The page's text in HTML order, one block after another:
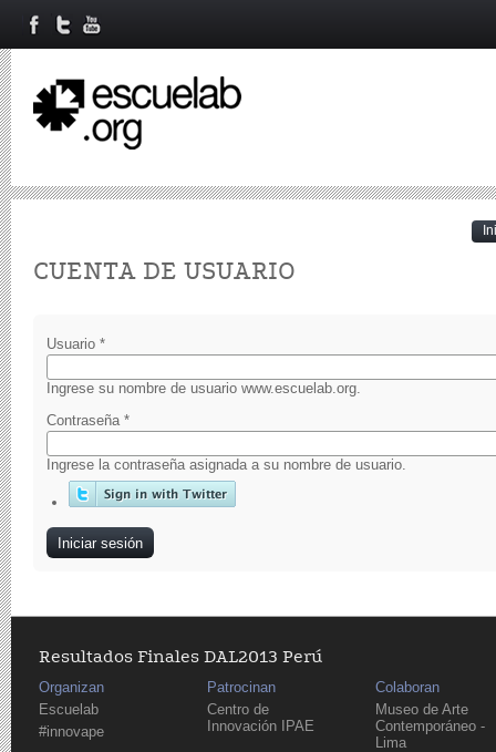
CUENTA DE USUARIO
Usuario *
Ingrese su nombre de usuario www.escuelab.org.
Contraseña *
Ingrese la contraseña asignada a su nombre de usuario.
Resultados Finales DAL2013 Perú
Organizan
Escuelab
#innovape
Patrocinan
Centro de
Innovación IPAE
Colaboran
Museo de Arte
Contemporáneo -
Lima